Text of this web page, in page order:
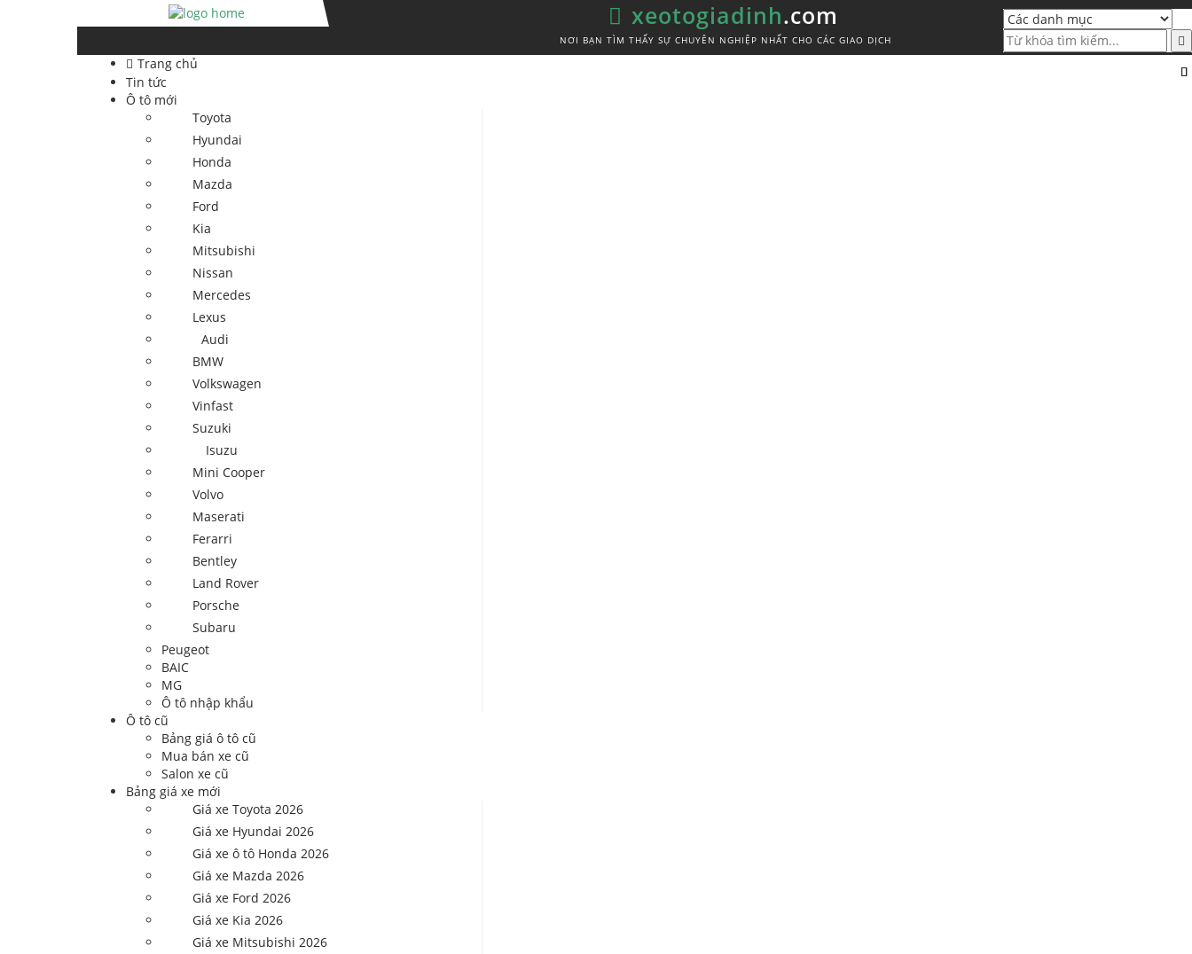
xeotogiadinh.com
NƠI BẠN TÌM THẤY SỰ CHUYÊN NGHIỆP NHẤT CHO CÁC GIAO DỊCH
Trang chủ
Tin tức
Ô tô mới
Toyota
Hyundai
Honda
Mazda
Ford
Kia
Mitsubishi
Nissan
Mercedes
Lexus
Audi
BMW
Volkswagen
Vinfast
Suzuki
Isuzu
Mini Cooper
Volvo
Maserati
Ferarri
Bentley
Land Rover
Porsche
Subaru
Peugeot
BAIC
MG
Ô tô nhập khẩu
Ô tô cũ
Bảng giá ô tô cũ
Mua bán xe cũ
Salon xe cũ
Bảng giá xe mới
Giá xe Toyota 2026
Giá xe Hyundai 2026
Giá xe ô tô Honda 2026
Giá xe Mazda 2026
Giá xe Ford 2026
Giá xe Kia 2026
Giá xe Mitsubishi 2026